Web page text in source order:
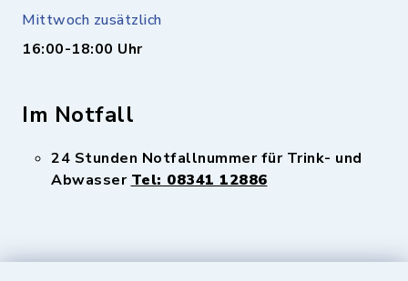
Mittwoch zusätzlich
16:00-18:00 Uhr
Im Notfall
24 Stunden Notfallnummer für Trink- und
Abwasser Tel: 08341 12886